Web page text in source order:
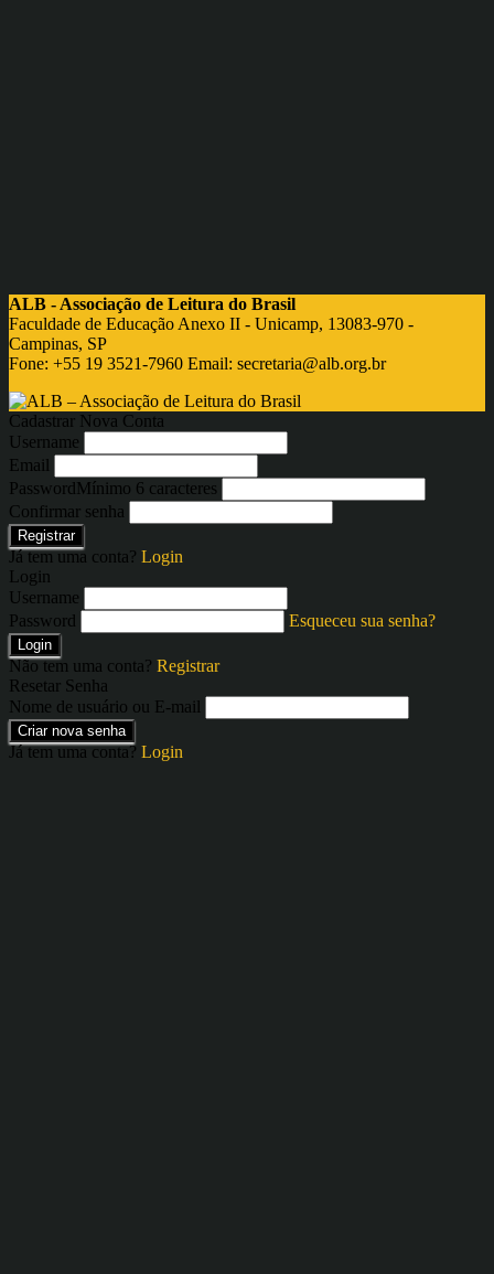
ALB - Associação de Leitura do Brasil
Faculdade de Educação Anexo II - Unicamp, 13083-970 -
Campinas, SP
Fone: +55 19 3521-7960 Email: secretaria@alb.org.br
Cadastrar Nova Conta
Username
Email
PasswordMínimo 6 caracteres
Confirmar senha
Registrar
Já tem uma conta? Login
Login
Username
Password
Esqueceu sua senha?
Login
Não tem uma conta? Registrar
Resetar Senha
Nome de usuário ou E-mail
Criar nova senha
Já tem uma conta? Login